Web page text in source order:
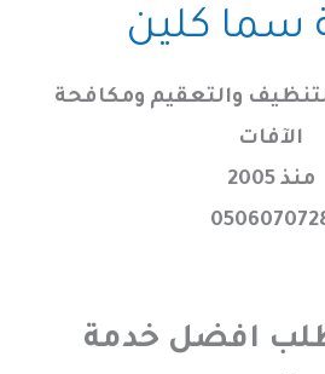
سما كلين
والتعقيم ومكافحة
الآفات
منذ 2005
افضل خدمة